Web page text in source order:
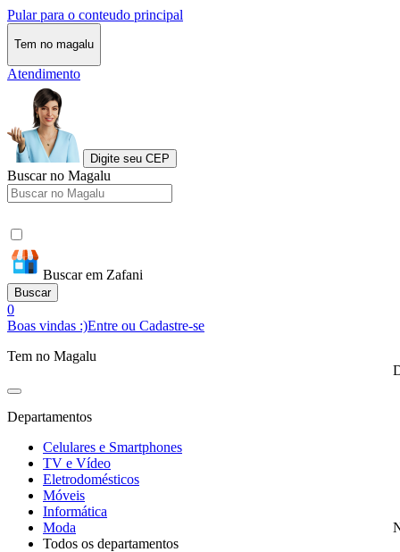
Pular para o conteudo principal
Tem no magalu
Atendimento
Digite seu CEP
Buscar no Magalu
Buscar em Zafani
Buscar
0
Boas vindas :)Entre ou Cadastre-se
Tem no Magalu
Departamentos
Celulares e Smartphones
TV e Vídeo
Eletrodomésticos
Móveis
Informática
Moda
Todos os departamentos